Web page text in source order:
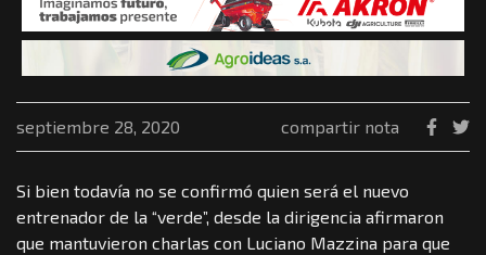
septiembre 28, 2020 compartir nota
Si bien todavía no se confirmó quien será el nuevo
entrenador de la “verde”, desde la dirigencia afirmaron
que mantuvieron charlas con Luciano Mazzina para que